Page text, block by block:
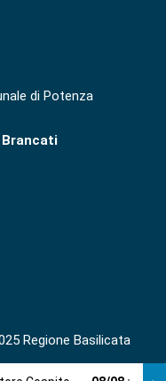
di Potenza
Brancati
Regione Basilicata